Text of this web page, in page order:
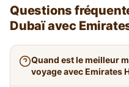
Questions
Dubaï avec
Quand est le meilleur
voyage avec Emirates